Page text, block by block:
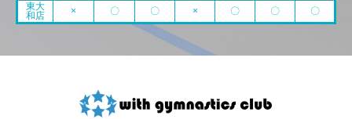
東大
和店
× 〇 〇 × 〇 〇 〇